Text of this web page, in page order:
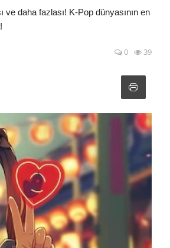
daha fazlası! K-Pop dünyasının en
0 39